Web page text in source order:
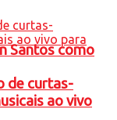
Santos como
de curtas-
ao vivo